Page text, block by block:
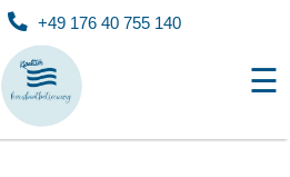
+49 176 40 755 140
☰